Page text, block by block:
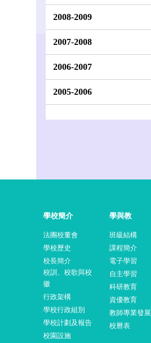
2008-2009
2007-2008
2006-2007
2005-2006
學校簡介
法團校董會
學校歷史
校長簡介
校訓、校歌與校
徽
行政架構
學校行政組別
學校計劃及報告
校園設施
學與教
班級結構
課程簡介
電子學習
自主學習
科研教育
資優教育
教師專業發展
校曆表